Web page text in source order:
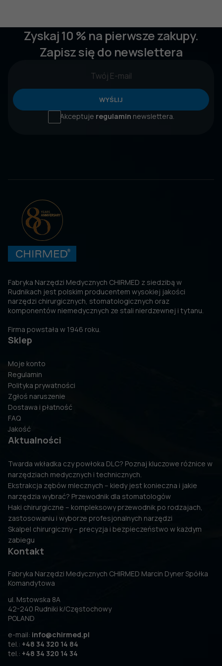
Zyskaj 10 % na pierwsze zakupy.
Zapisz się do newslettera
WYŚLIJ
Akceptuje regulamin newslettera.
Fabryka Narzędzi Medycznych CHIRMED z siedzibą w
Rudnikach jest polskim producentem wysokiej jakości
narzędzi chirurgicznych, stomatologicznych oraz
komponentów niemedycznych ze stali nierdzewnej i tytanu.
Firma powstała w 1946 roku.
Sklep
Moje konto
Regulamin
Polityka prywatności
Zgłoś naruszenie
Dostawa i płatność
FAQ
Jakość
Aktualności
Twarda wkładka czy powłoka DLC? Poznaj kluczowe różnice w
narzędziach medycznych i technicznych.
Ekstrakcja zębów mlecznych – kiedy jest konieczna i jakie
narzędzia wybrać? Przewodnik dla stomatologów
Haki chirurgiczne – kompleksowy przewodnik po rodzajach,
zastosowaniu i wyborze profesjonalnych narzędzi
Skalpel chirurgiczny – precyzja i bezpieczeństwo w każdym
zabiegu
Kontakt
Fabryka Narzędzi Medycznych CHIRMED Marcin Dyner Spółka
Komandytowa
ul. Mstowska 8A
42-240 Rudniki k/Częstochowy
POLAND
e-mail: info@chirmed.pl
tel.: +48 34 320 14 84
tel.: +48 34 320 14 34